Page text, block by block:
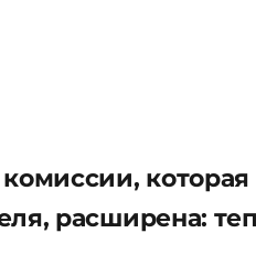
которая
расширена: